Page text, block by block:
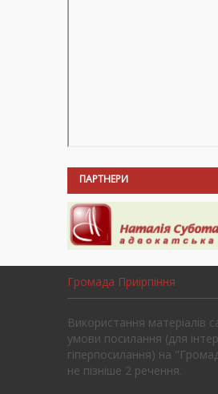
ПАРТНЕРИ
Громада Приірпіння
Використання матеріалів
умови посилання (для
гіперпосилання) на
не пізніше 2 речення.